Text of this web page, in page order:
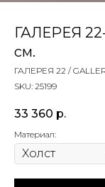
ГАЛЕРЕЯ 22-
см.
ГАЛЕРЕЯ 22 /
SKU: 25199
33 360 р.
Материал: